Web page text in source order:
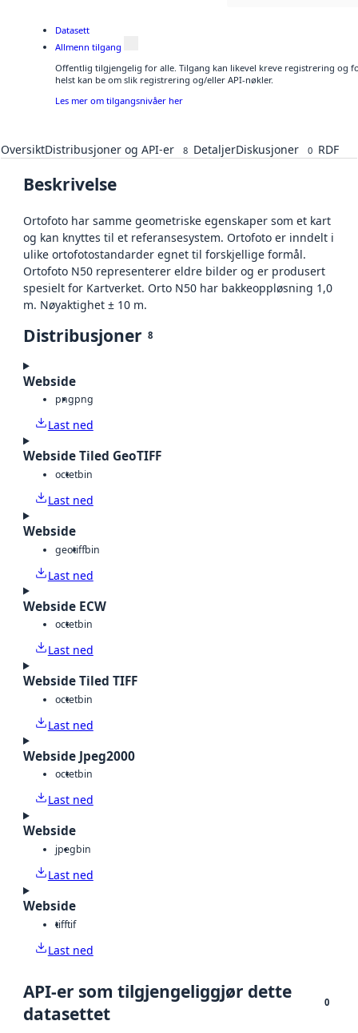
Datasett
Allmenn tilgang
Offentlig tilgjengelig for alle. Tilgang kan likevel kreve registrering og
helst kan be om slik registrering og/eller API-nøkler.
Les mer om tilgangsnivåer her
OversiktDistribusjoner og API-er 8 DetaljerDiskusjoner 0 RDF
Beskrivelse
Ortofoto har samme geometriske egenskaper som et kart
og kan knyttes til et referansesystem. Ortofoto er inndelt i
ulike ortofotostandarder egnet til forskjellige formål.
Ortofoto N50 representerer eldre bilder og er produsert
spesielt for Kartverket. Orto N50 har bakkeoppløsning 1,0
m. Nøyaktighet ± 10 m.
Distribusjoner 8
Webside
pngpng
Last ned
Webside Tiled GeoTIFF
octetbin
Last ned
Webside
geotiffbin
Last ned
Webside ECW
octetbin
Last ned
Webside Tiled TIFF
octetbin
Last ned
Webside Jpeg2000
octetbin
Last ned
Webside
jpegbin
Last ned
Webside
tifftif
Last ned
API-er som tilgjengeliggjør dette
datasettet
0